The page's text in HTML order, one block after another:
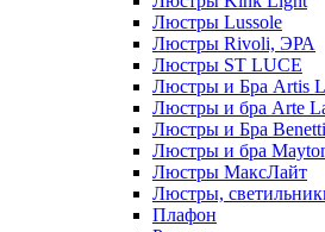
Люстры Lussole
Люстры Rivoli, ЭРА
Люстры ST LUCE
Люстры и Бра Artis
Люстры и бра Arte
Люстры и Бра Benetti
Люстры и бра
Люстры МаксЛайт
Люстры,
Плафон